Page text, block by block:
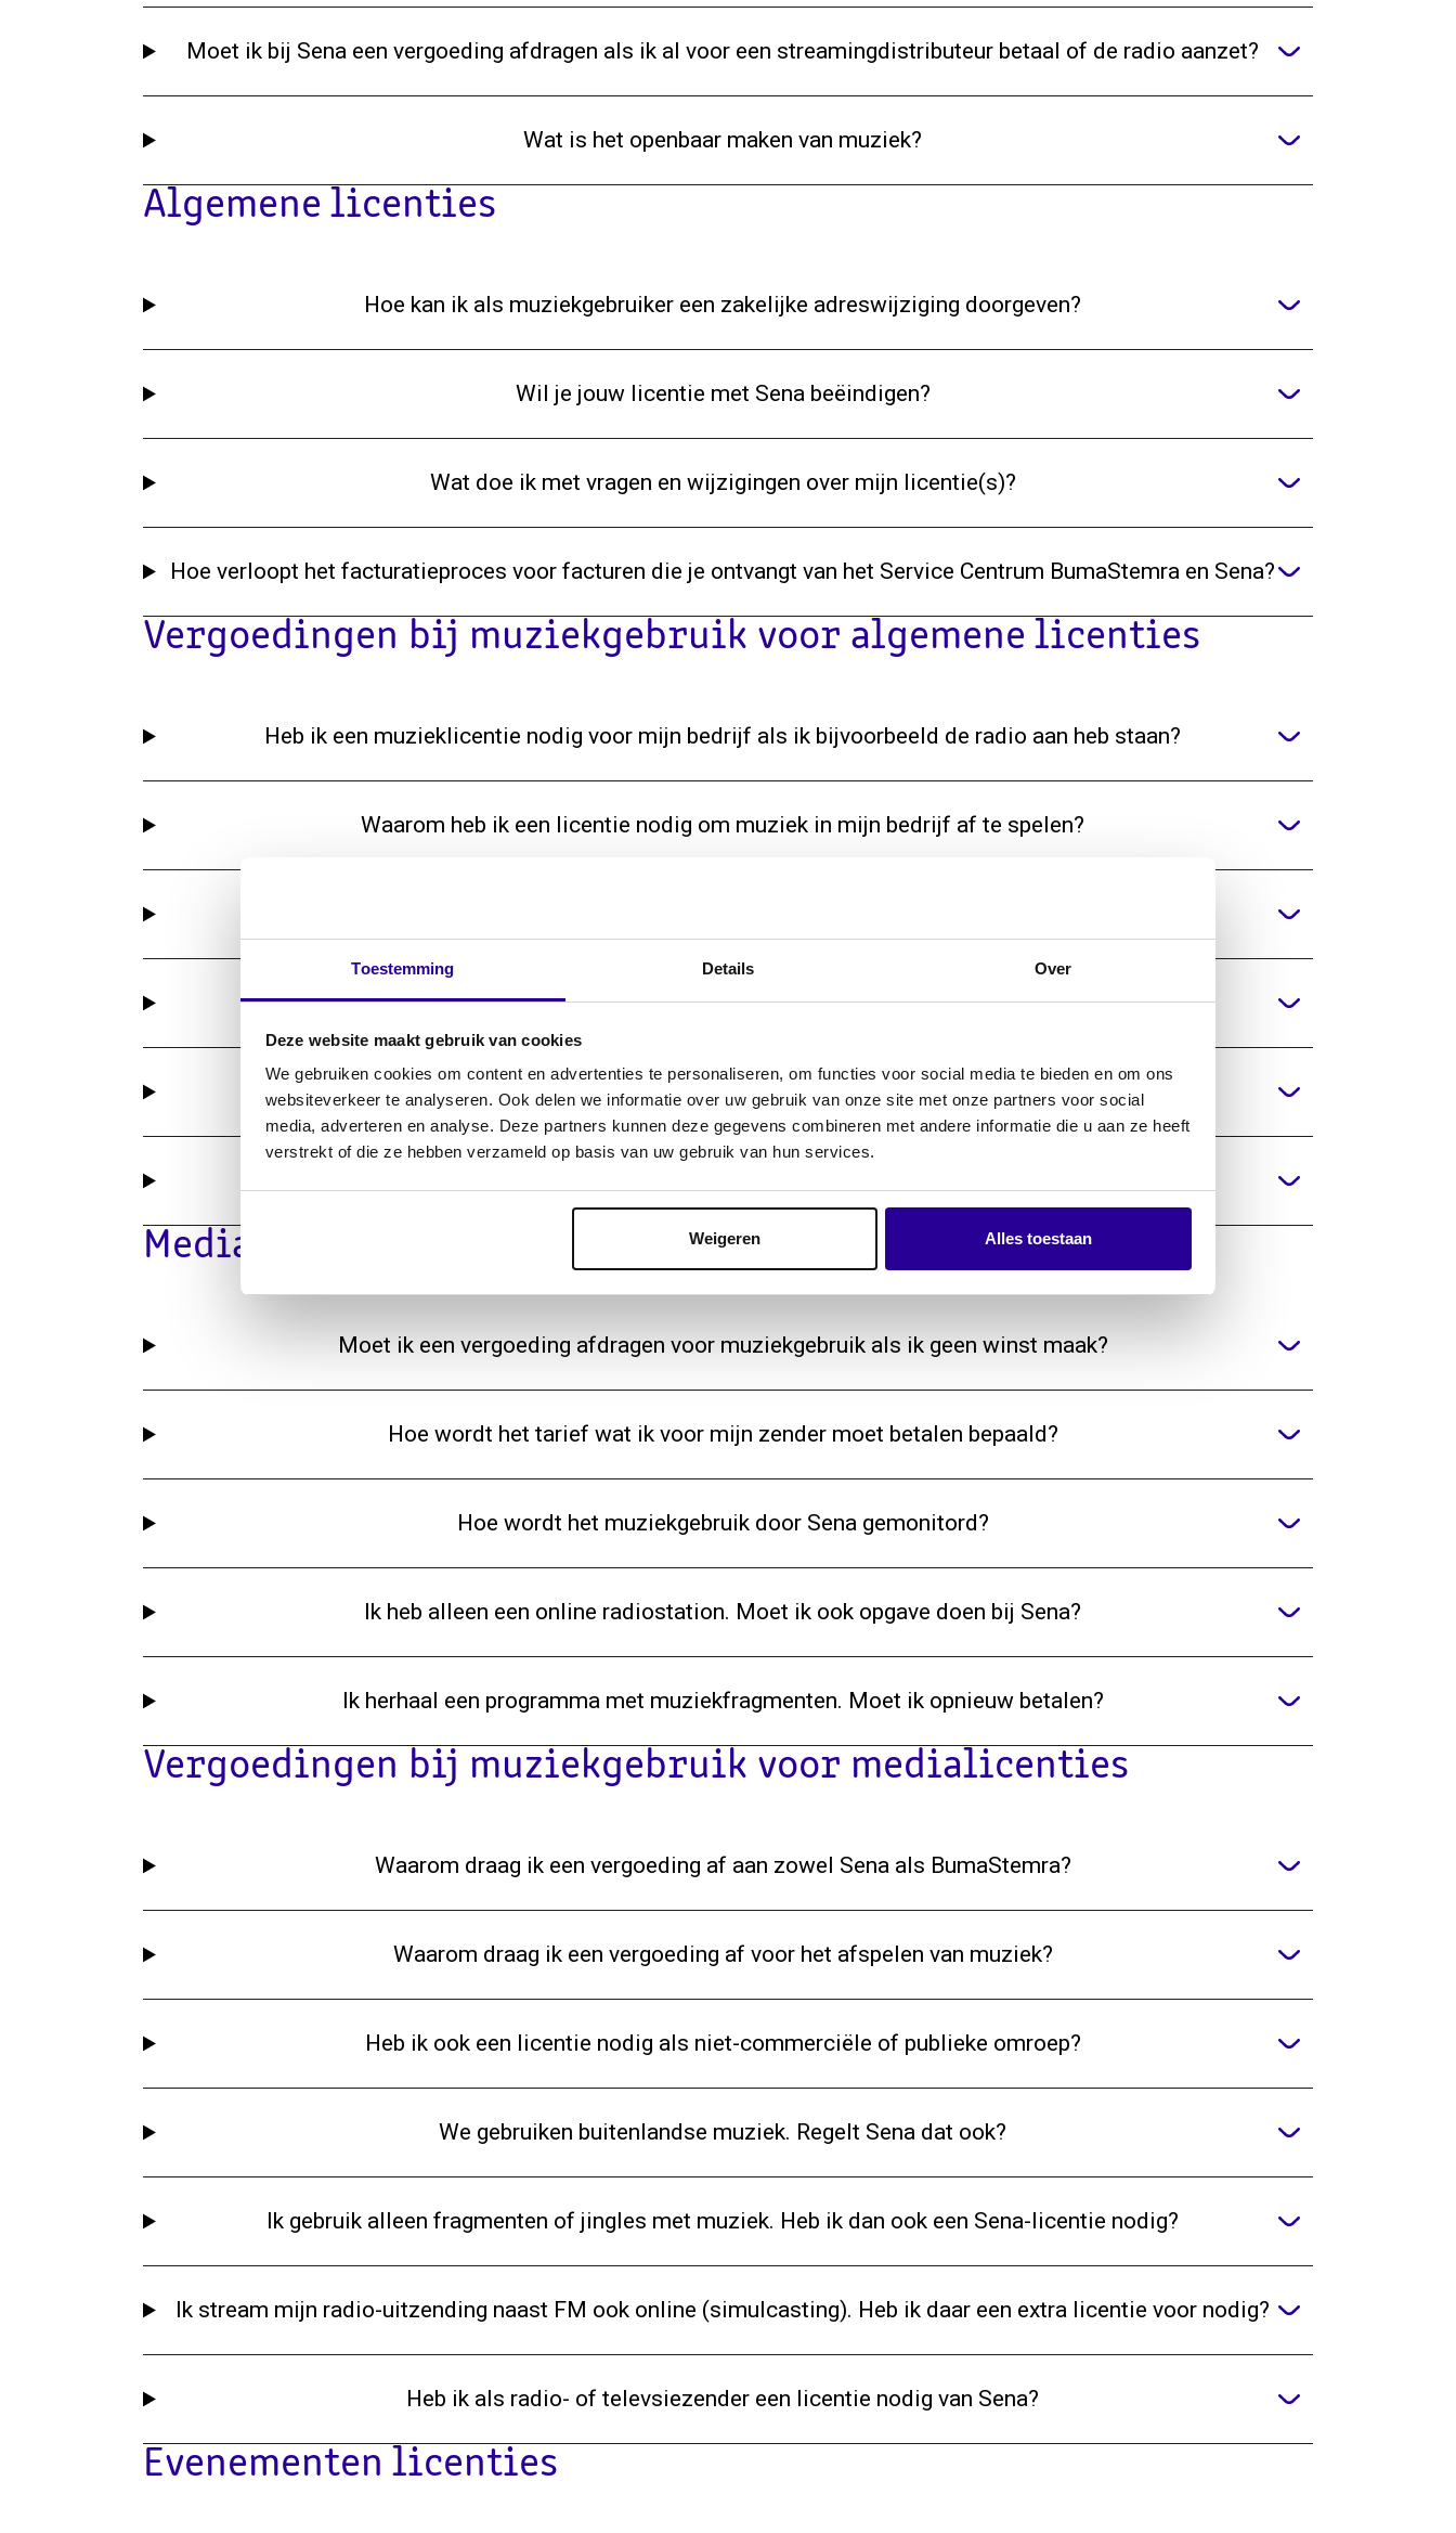
Toestemming Details Over
Deze website maakt gebruik van cookies
We gebruiken cookies om content en advertenties te personaliseren, om functies voor social media te bieden en om ons
websiteverkeer te analyseren. Ook delen we informatie over uw gebruik van onze site met onze partners voor social
media, adverteren en analyse. Deze partners kunnen deze gegevens combineren met andere informatie die u aan ze heeft
verstrekt of die ze hebben verzameld op basis van uw gebruik van hun services.
Weigeren Alles toestaan
Moet ik bij Sena een vergoeding afdragen als ik al voor een streamingdistributeur betaal of de radio aanzet?
Wat is het openbaar maken van muziek?
Algemene licenties
Hoe kan ik als muziekgebruiker een zakelijke adreswijziging doorgeven?
Wil je jouw licentie met Sena beëindigen?
Wat doe ik met vragen en wijzigingen over mijn licentie(s)?
Hoe verloopt het facturatieproces voor facturen die je ontvangt van het Service Centrum BumaStemra en Sena?
Vergoedingen bij muziekgebruik voor algemene licenties
Heb ik een muzieklicentie nodig voor mijn bedrijf als ik bijvoorbeeld de radio aan heb staan?
Waarom heb ik een licentie nodig om muziek in mijn bedrijf af te spelen?
Wat is de hoogte van mijn vergoeding?
Wanneer draag ik een vergoeding af aan Sena en wanneer aan Norma?
Medialicenties
Moet ik een vergoeding afdragen voor muziekgebruik als ik geen winst maak?
Hoe wordt het tarief wat ik voor mijn zender moet betalen bepaald?
Hoe wordt het muziekgebruik door Sena gemonitord?
Ik heb alleen een online radiostation. Moet ik ook opgave doen bij Sena?
Ik herhaal een programma met muziekfragmenten. Moet ik opnieuw betalen?
Vergoedingen bij muziekgebruik voor medialicenties
Waarom draag ik een vergoeding af aan zowel Sena als BumaStemra?
Waarom draag ik een vergoeding af voor het afspelen van muziek?
Heb ik ook een licentie nodig als niet-commerciële of publieke omroep?
We gebruiken buitenlandse muziek. Regelt Sena dat ook?
Ik gebruik alleen fragmenten of jingles met muziek. Heb ik dan ook een Sena-licentie nodig?
Ik stream mijn radio-uitzending naast FM ook online (simulcasting). Heb ik daar een extra licentie voor nodig?
Heb ik als radio- of televsiezender een licentie nodig van Sena?
Evenementen licenties